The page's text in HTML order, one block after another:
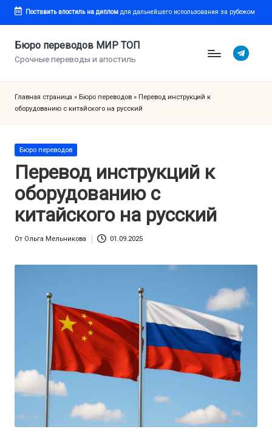
Перейти
содержимому
Поставить апостиль на дипломдля дальнейшего использования за рубежом
Бюро переводов МИР ТОП
Срочные переводы и апостиль
Telegram
Главная страница » Бюро переводов » Перевод инструкций к
оборудованию с китайского на русский
Опубликовано
Бюро переводов
Перевод инструкций к
оборудованию с
китайского на русский
От Ольга Мельникова 01.09.2025